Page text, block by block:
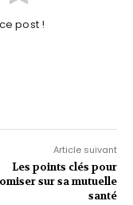
post !
Article suivant
Les points clés pour
sur sa mutuelle
santé